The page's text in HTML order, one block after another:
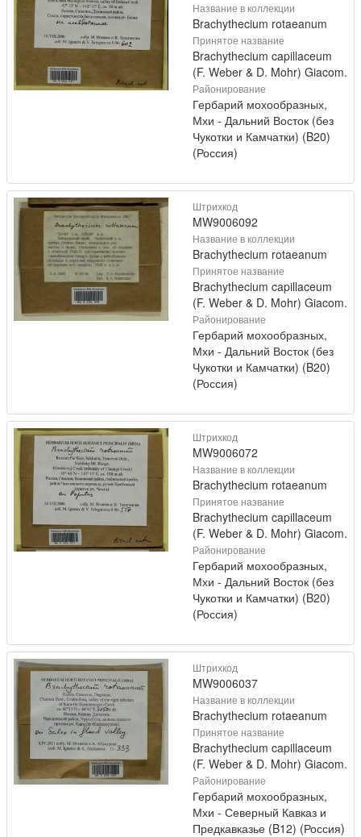
Название в коллекции
Brachythecium rotaeanum
Принятое название
Brachythecium capillaceum
(F. Weber & D. Mohr) Giacom.
Районирование
Гербарий мохообразных,
Мхи - Дальний Восток (без
Чукотки и Камчатки) (B20)
(Россия)
Штрихкод
MW9006092
Название в коллекции
Brachythecium rotaeanum
Принятое название
Brachythecium capillaceum
(F. Weber & D. Mohr) Giacom.
Районирование
Гербарий мохообразных,
Мхи - Дальний Восток (без
Чукотки и Камчатки) (B20)
(Россия)
Штрихкод
MW9006072
Название в коллекции
Brachythecium rotaeanum
Принятое название
Brachythecium capillaceum
(F. Weber & D. Mohr) Giacom.
Районирование
Гербарий мохообразных,
Мхи - Дальний Восток (без
Чукотки и Камчатки) (B20)
(Россия)
Штрихкод
MW9006037
Название в коллекции
Brachythecium rotaeanum
Принятое название
Brachythecium capillaceum
(F. Weber & D. Mohr) Giacom.
Районирование
Гербарий мохообразных,
Мхи - Северный Кавказ и
Предкавказье (B12) (Россия)